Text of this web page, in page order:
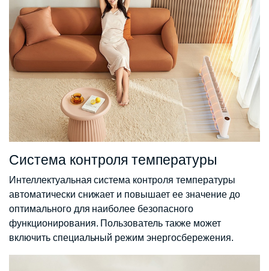
Система контроля температуры
Интеллектуальная система контроля температуры
автоматически снижает и повышает ее значение до
оптимального для наиболее безопасного
функционирования. Пользователь также может
включить специальный режим энергосбережения.